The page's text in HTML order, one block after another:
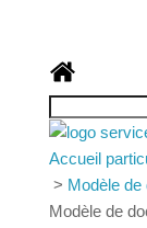
Accueil
formulaires
Pacs